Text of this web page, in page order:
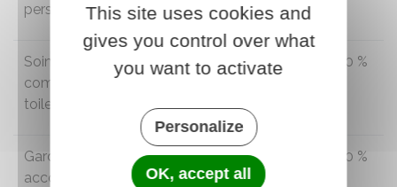
personnes dépendantes
Soins et promenades d'animaux de
compagnie (sauf soins vétérinaires et
toilettage), pour les personnes dépendantes
10 %
Garde d'enfants à domicile et
accompagnement d'enfants dans leurs
10 %
This site uses cookies and
gives you control over what
you want to activate
Personalize
OK, accept all